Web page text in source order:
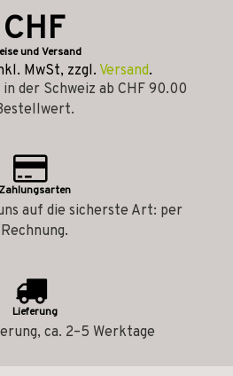
CHF
und Versand
MwSt, zzgl. Versand.
der Schweiz ab CHF 90.00
Zahlungsarten
auf die sicherste Art: per
Rechnung.
Lieferung
ca. 2–5 Werktage